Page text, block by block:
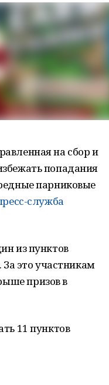
на сбор и
попадания
парниковые
служба
из пунктов
За это участникам
призов в
11 пунктов